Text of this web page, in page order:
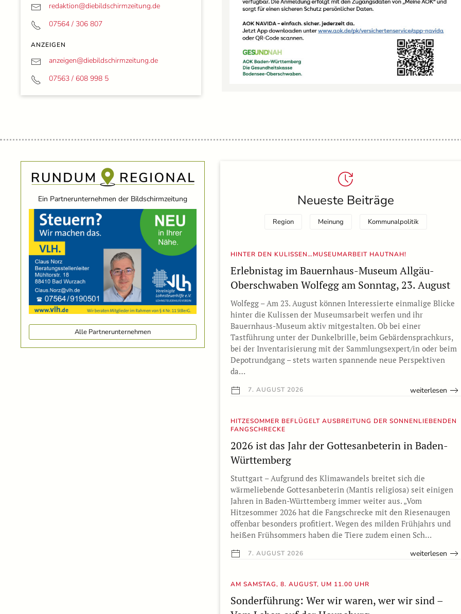
redaktion@diebildschirmzeitung.de
07564 / 306 807
ANZEIGEN
anzeigen@diebildschirmzeitung.de
07563 / 608 998 5
Neueste Beiträge
Region Meinung Kommunalpolitik
HINTER DEN KULISSEN…MUSEUMARBEIT HAUTNAH!
Erlebnistag im Bauernhaus-Museum Allgäu-
Oberschwaben Wolfegg am Sonntag, 23. August
Wolfegg – Am 23. August können Interessierte einmalige Blicke
hinter die Kulissen der Museumsarbeit werfen und ihr
Bauernhaus-Museum aktiv mitgestalten. Ob bei einer
Tastführung unter der Dunkelbrille, beim Gebärdensprachkurs,
bei der Inventarisierung mit der Sammlungsexpert/in oder beim
Depotrundgang – stets warten spannende neue Perspektiven
da…
7. AUGUST 2026 weiterlesen
HITZESOMMER BEFLÜGELT AUSBREITUNG DER SONNENLIEBENDEN
FANGSCHRECKE
2026 ist das Jahr der Gottesanbeterin in Baden-
Württemberg
Stuttgart – Aufgrund des Klimawandels breitet sich die
wärmeliebende Gottesanbeterin (Mantis religiosa) seit einigen
Jahren in Baden-Württemberg immer weiter aus. „Vom
Hitzesommer 2026 hat die Fangschrecke mit den Riesenaugen
offenbar besonders profitiert. Wegen des milden Frühjahrs und
heißen Frühsommers haben die Tiere zudem einen Sch…
7. AUGUST 2026 weiterlesen
AM SAMSTAG, 8. AUGUST, UM 11.00 UHR
Sonderführung: Wer wir waren, wer wir sind –
Ein Partnerunternehmen der Bildschirmzeitung
Alle Partnerunternehmen